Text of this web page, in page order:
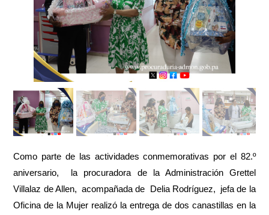
Como parte de las actividades conmemorativas por el 82.º
aniversario, la procuradora de la Administración Grettel
Villalaz de Allen, acompañada de Delia Rodríguez, jefa de la
Oficina de la Mujer realizó la entrega de dos canastillas en la